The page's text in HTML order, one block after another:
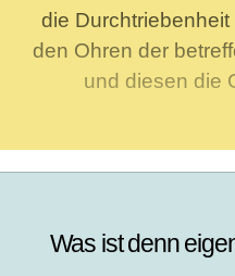
die
den Ohren der
und diesen die
Was ist denn